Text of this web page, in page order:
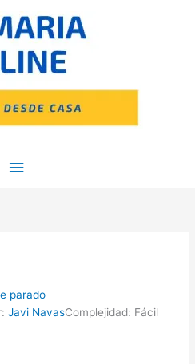
Menú
principal
parado
Javi NavasComplejidad: Fácil